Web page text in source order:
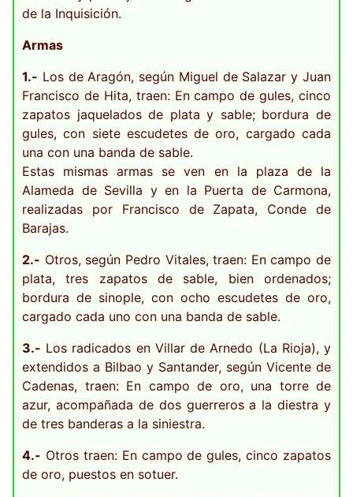
de la Inquisición.
Armas
1.- Los de Aragón, según Miguel de Salazar y Juan
Francisco de Hita, traen: En campo de gules, cinco
zapatos jaquelados de plata y sable; bordura de
gules, con siete escudetes de oro, cargado cada
una con una banda de sable.
Estas mismas armas se ven en la plaza de la
Alameda de Sevilla y en la Puerta de Carmona,
realizadas por Francisco de Zapata, Conde de
Barajas.
2.- Otros, según Pedro Vitales, traen: En campo de
plata, tres zapatos de sable, bien ordenados;
bordura de sinople, con ocho escudetes de oro,
cargado cada uno con una banda de sable.
3.- Los radicados en Villar de Arnedo (La Rioja), y
extendidos a Bilbao y Santander, según Vicente de
Cadenas, traen: En campo de oro, una torre de
azur, acompañada de dos guerreros a la diestra y
de tres banderas a la siniestra.
4.- Otros traen: En campo de gules, cinco zapatos
de oro, puestos en sotuer.